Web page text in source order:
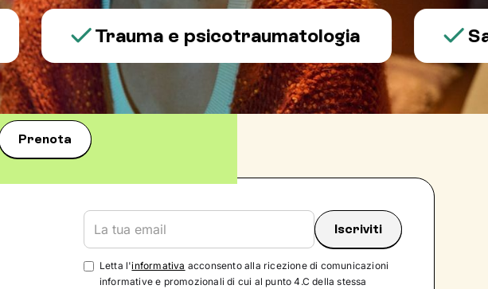
Trauma e psicotraumatologia Salute
Prenota
Letta l'informativa acconsento alla ricezione di comunicazioni
informative e promozionali di cui al punto 4.C della stessa